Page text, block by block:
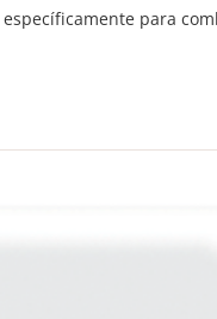
para